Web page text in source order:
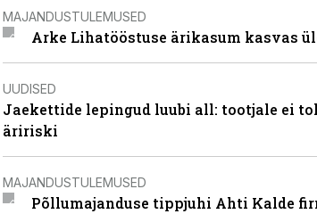
MAJANDUSTULEMUSED
Arke Lihatööstuse ärikasum kasvas
UUDISED
Jaekettide lepingud luubi all: tootjale ei
äririski
MAJANDUSTULEMUSED
Põllumajanduse tippjuhi Ahti Kalde